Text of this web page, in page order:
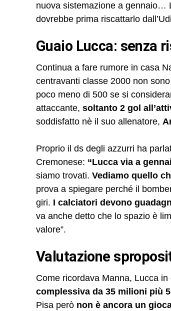
nuova sistemazione a gennaio…
dovrebbe prima riscattarlo
Guaio Lucca: senza
Continua a fare rumore in casa
centravanti classe 2000 non
poco meno di 500 se si
attaccante, soltanto 2 gol
soddisfatto nè il suo allenatore,
Proprio il ds degli azzurri ha
Cremonese: “Lucca via a
siamo trovati. Vediamo quello
prova a spiegare perché il
giri. I calciatori devono
va anche detto che lo spazio è
valore”.
Valutazione
Come ricordava Manna, Lucca
complessiva da 35 milioni più
Pisa però non è ancora un